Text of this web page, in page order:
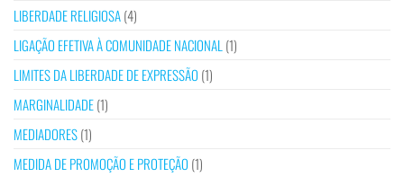
LIBERDADE RELIGIOSA(4)
LIGAÇÃO EFETIVA À COMUNIDADE NACIONAL (1)
LIMITES DA LIBERDADE DE EXPRESSÃO (1)
MARGINALIDADE(1)
MEDIADORES(1)
MEDIDA DE PROMOÇÃO E PROTEÇÃO (1)